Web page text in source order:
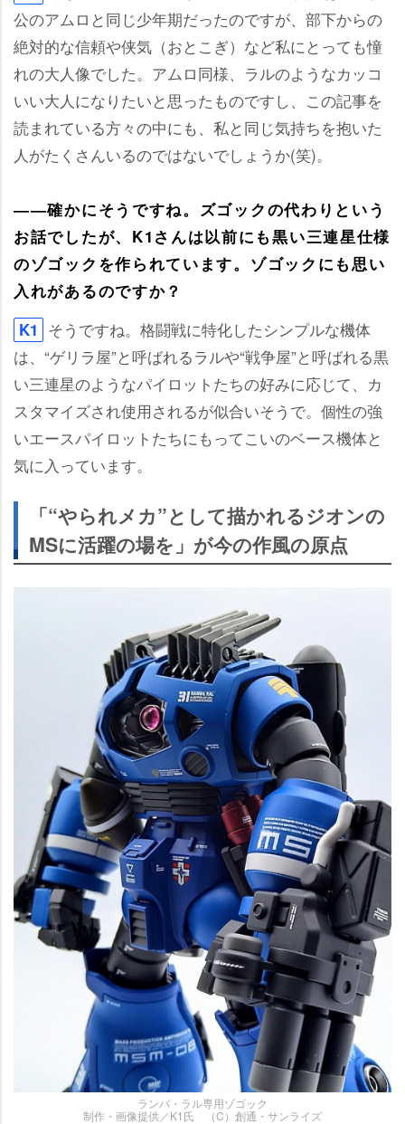
公のアムロと同じ少年期だったのですが、部下からの
絶対的な信頼や侠気（おとこぎ）など私にとっても憧
れの大人像でした。アムロ同様、ラルのようなカッコ
いい大人になりたいと思ったものですし、この記事を
読まれている方々の中にも、私と同じ気持ちを抱いた
人がたくさんいるのではないでしょうか(笑)。
――確かにそうですね。ズゴックの代わりという
お話でしたが、K1さんは以前にも黒い三連星仕様
のゾゴックを作られています。ゾゴックにも思い
入れがあるのですか？
K1 そうですね。格闘戦に特化したシンプルな機体
は、“ゲリラ屋”と呼ばれるラルや“戦争屋”と呼ばれる黒
い三連星のようなパイロットたちの好みに応じて、カ
スタマイズされ使用されるが似合いそうで。個性の強
いエースパイロットたちにもってこいのベース機体と
気に入っています。
「“やられメカ”として描かれるジオンの
MSに活躍の場を」が今の作風の原点
ランバ・ラル専用ゾゴック
制作・画像提供／K1氏 （C）創通・サンライズ